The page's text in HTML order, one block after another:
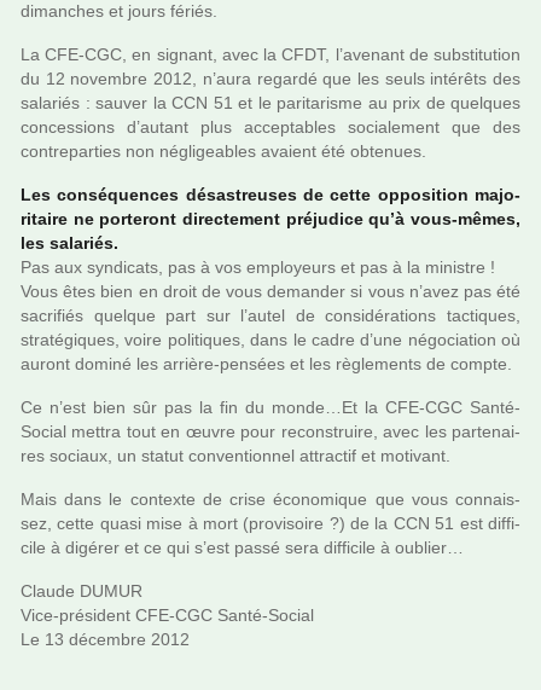
diman­ches et jours fériés.
La CFE-CGC, en signant, avec la CFDT, l’ave­nant de sub­sti­tu­tion
du 12 novem­bre 2012, n’aura regardé que les seuls inté­rêts des
sala­riés : sauver la CCN 51 et le pari­ta­risme au prix de quel­ques
conces­sions d’autant plus accep­ta­bles socia­le­ment que des
contre­par­ties non négli­gea­bles avaient été obte­nues.
Les consé­quen­ces désas­treu­ses de cette oppo­si­tion majo­
ri­taire ne por­te­ront direc­te­ment pré­ju­dice qu’à vous-mêmes,
les sala­riés.
Pas aux syn­di­cats, pas à vos employeurs et pas à la minis­tre !
Vous êtes bien en droit de vous deman­der si vous n’avez pas été
sacri­fiés quel­que part sur l’autel de consi­dé­ra­tions tac­ti­ques,
stra­té­gi­ques, voire poli­ti­ques, dans le cadre d’une négo­cia­tion où
auront dominé les arrière-pen­sées et les règle­ments de compte.
Ce n’est bien sûr pas la fin du monde…Et la CFE-CGC Santé-
Social mettra tout en œuvre pour recons­truire, avec les par­te­nai­
res sociaux, un statut conven­tion­nel attrac­tif et moti­vant.
Mais dans le contexte de crise économique que vous connais­
sez, cette quasi mise à mort (pro­vi­soire ?) de la CCN 51 est dif­fi­
cile à digé­rer et ce qui s’est passé sera dif­fi­cile à oublier…
Claude DUMUR
Vice-pré­si­dent CFE-CGC Santé-Social
Le 13 décem­bre 2012